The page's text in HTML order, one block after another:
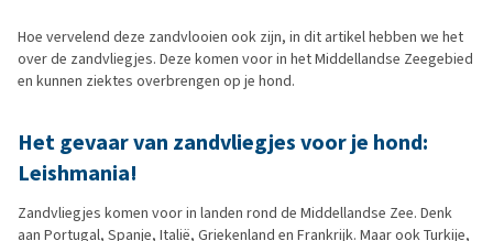
Hoe vervelend deze zandvlooien ook zijn, in dit artikel hebben we het
over de zandvliegjes. Deze komen voor in het Middellandse Zeegebied
en kunnen ziektes overbrengen op je hond.
Het gevaar van zandvliegjes voor je hond:
Leishmania!
Zandvliegjes komen voor in landen rond de Middellandse Zee. Denk
aan Portugal, Spanje, Italië, Griekenland en Frankrijk. Maar ook Turkije,